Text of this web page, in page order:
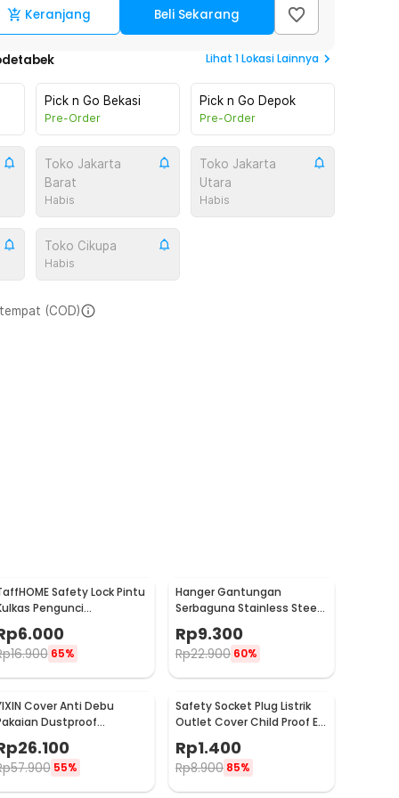
Keranjang Beli Sekarang
Lihat 1Lokasi Lainnya
Pick n Go Bekasi
Pre-Order
Pick n Go Depok
Pre-Order
Toko Jakarta
Barat
Habis
Toko Jakarta
Utara
Habis
Toko Cikupa
Habis
(COD)
Safety Lock Pintu
Pengunci
Tambahan Tempel - S1843
6.000
16.900 65%
Hanger Gantungan
Serbaguna Stainless Steel
10 PCS - M127105
Rp9.300
Rp22.900 60%
Cover Anti Debu
Dustproof
Organizer 60x30x110cm -
26.100
57.900 55%
Safety Socket Plug Listrik
Outlet Cover Child Proof EU
Rp1.400
Rp8.900 85%